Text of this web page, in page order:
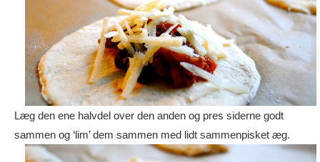
Læg den ene halvdel over den anden og pres siderne godt
sammen og ‘lim’ dem sammen med lidt sammenpisket æg.